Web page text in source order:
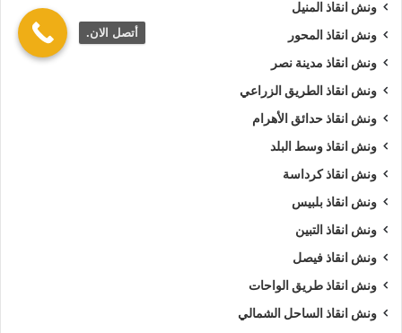
ونش انقاذ المنيل
ونش انقاذ المحور
ونش انقاذ مدينة نصر
ونش انقاذ الطريق الزراعي
ونش انقاذ حدائق الأهرام
ونش انقاذ وسط البلد
ونش انقاذ كرداسة
ونش انقاذ بلبيس
ونش انقاذ التبين
ونش انقاذ فيصل
ونش انقاذ طريق الواحات
ونش انقاذ الساحل الشمالي
أتصل الان.